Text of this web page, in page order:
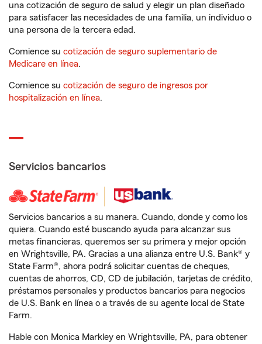
una cotización de seguro de salud y elegir un plan diseñado
para satisfacer las necesidades de una familia, un individuo o
una persona de la tercera edad.
Comience su cotización de seguro suplementario de
Medicare en línea.
Comience su cotización de seguro de ingresos por
hospitalización en línea.
Servicios bancarios
Servicios bancarios a su manera. Cuando, donde y como los
quiera. Cuando esté buscando ayuda para alcanzar sus
metas financieras, queremos ser su primera y mejor opción
en Wrightsville, PA. Gracias a una alianza entre U.S. Bank® y
State Farm®, ahora podrá solicitar cuentas de cheques,
cuentas de ahorros, CD, CD de jubilación, tarjetas de crédito,
préstamos personales y productos bancarios para negocios
de U.S. Bank en línea o a través de su agente local de State
Farm.
Hable con Monica Markley en Wrightsville, PA, para obtener